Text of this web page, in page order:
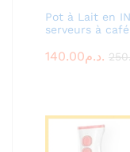
Pot à Lait en
serveurs à café
140.00 د.م.